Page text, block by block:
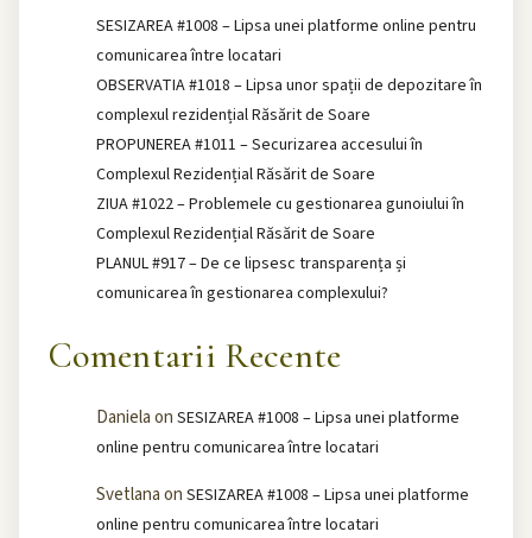
SESIZAREA #1008 – Lipsa unei platforme online pentru
comunicarea între locatari
OBSERVATIA #1018 – Lipsa unor spații de depozitare în
complexul rezidențial Răsărit de Soare
PROPUNEREA #1011 – Securizarea accesului în
Complexul Rezidențial Răsărit de Soare
ZIUA #1022 – Problemele cu gestionarea gunoiului în
Complexul Rezidențial Răsărit de Soare
PLANUL #917 – De ce lipsesc transparența și
comunicarea în gestionarea complexului?
Comentarii Recente
Danielaon SESIZAREA #1008 – Lipsa unei platforme
online pentru comunicarea între locatari
Svetlanaon SESIZAREA #1008 – Lipsa unei platforme
online pentru comunicarea între locatari